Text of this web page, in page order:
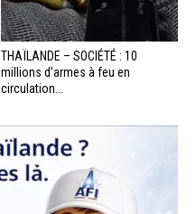
THAÏLANDE – SOCIÉTÉ : 10
millions d’armes à feu en
circulation...